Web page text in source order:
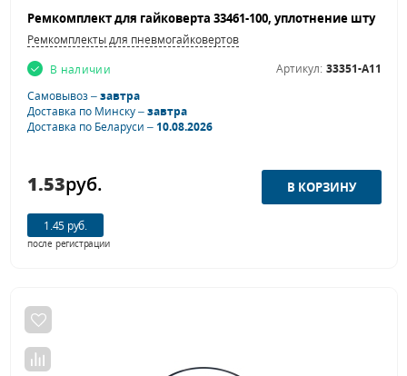
Ремкомплекты для пневмогайковертов
В наличии
Артикул: 33351-A11
Самовывоз –завтра
Доставка по Минску –завтра
Доставка по Беларуси –10.08.2026
1.53руб.
1.45 руб.
после регистрации